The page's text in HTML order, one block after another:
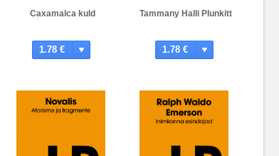
Caxamalca kuld
1.78 €
Tammany Halli Plunkitt
1.78 €